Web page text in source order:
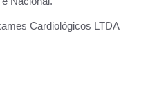
Cardiológicos LTDA